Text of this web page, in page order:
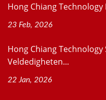
Hong Chiang Technology
23 Feb, 2026
Hong Chiang
Veldedigheten...
22 Jan, 2026